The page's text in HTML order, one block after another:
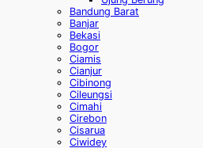
Bandung Barat
Banjar
Bekasi
Bogor
Ciamis
Cianjur
Cibinong
Cileungsi
Cimahi
Cirebon
Cisarua
Ciwidey